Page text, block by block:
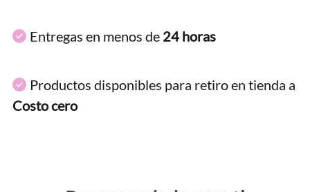
Entregas en menos de 24 horas
Productos disponibles para retiro en tienda a
Costo cero